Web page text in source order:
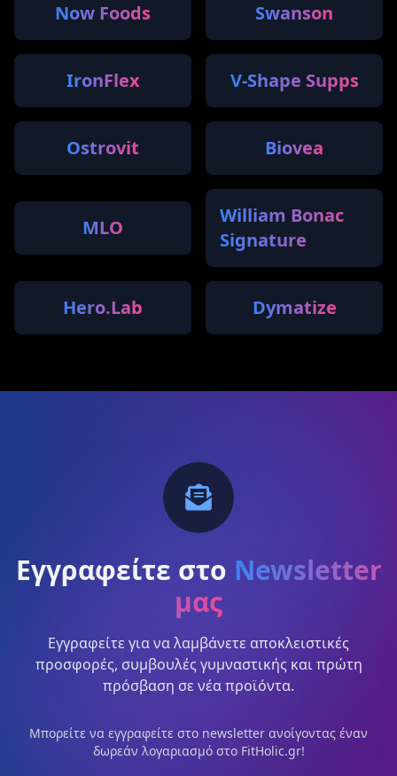
Now Foods Swanson
IronFlex V-Shape Supps
Ostrovit Biovea
MLO
William Bonac
Signature
Hero.Lab Dymatize
Εγγραφείτε στο Newsletter
μας
Εγγραφείτε για να λαμβάνετε αποκλειστικές
προσφορές, συμβουλές γυμναστικής και πρώτη
πρόσβαση σε νέα προϊόντα.
Μπορείτε να εγγραφείτε στο newsletter ανοίγοντας έναν
δωρεάν λογαριασμό στο FitHolic.gr!